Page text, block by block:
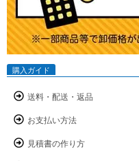
購入ガイド
送料・配送・返品
お支払い方法
見積書の作り方